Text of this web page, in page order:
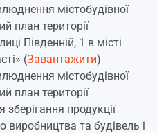
містобудівної
план території
Південній, 1 в місті
(Завантажити)
містобудівної
план території
продукції
виробництва та будівель і